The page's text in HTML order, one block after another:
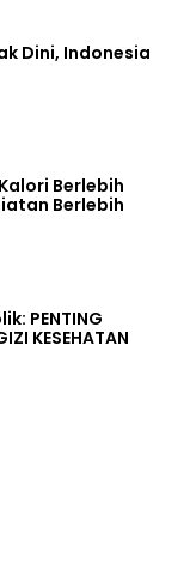
Dini, Indonesia
Kalori Berlebih
Berlebih
PENTING
KESEHATAN